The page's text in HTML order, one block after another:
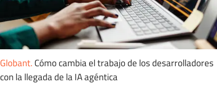
Globant. Cómo cambia el trabajo de los desarrolladores
con la llegada de la IA agéntica